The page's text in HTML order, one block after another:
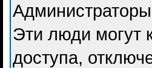
Эти люди могут
доступа,